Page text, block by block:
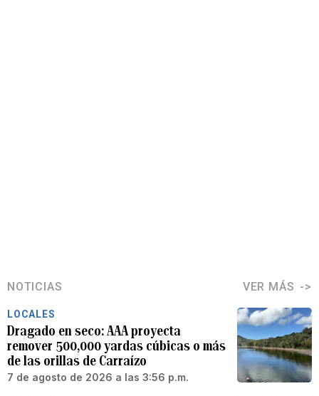
NOTICIAS VER MÁS
LOCALES
Dragado en seco: AAA proyecta
remover 500,000 yardas cúbicas o más
de las orillas de Carraízo
7 de agosto de 2026 a las 3:56 p.m.